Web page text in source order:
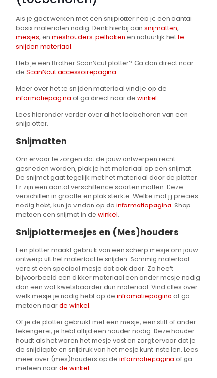
Als je gaat werken met een snijplotter heb je een aantal
basis materialen nodig. Denk hierbij aan snijmatten,
mesjes, en meshouders, pelhaken en natuurlijk hette
snijden materiaal.
Heb je een Brother ScanNcut plotter? Ga dan direct naar
de ScanNcut accessoirepagina.
Meer over het te snijden materiaal vind je op de
informatiepagina of ga direct naar de winkel.
Lees hieronder verder over al het toebehoren van een
snijplotter.
Snijmatten
Om ervoor te zorgen dat de jouw ontwerpen recht
gesneden worden, plak je het materiaal op een snijmat.
De snijmat gaat tegelijk met het materiaal door de plotter.
Er zijn een aantal verschillende soorten matten. Deze
verschillen in grootte en plak sterkte. Welke mat jij precies
nodig hebt, kun je vinden op de informatiepagina. Shop
meteen een snijmat in de winkel.
Snijplottermesjes en (Mes)houders
Een plotter maakt gebruik van een scherp mesje om jouw
ontwerp uit het materiaal te snijden. Sommig materiaal
vereist een speciaal mesje dat ook door. Zo heeft
bijvoorbeeld een dikker materiaal een ander mesje nodig
dan een wat kwetsbaarder dun materiaal. Vind alles over
welk mesje je nodig hebt op de infromatiepagina of ga
meteen naarde winkel.
Of je de plotter gebruikt met een mesje, een stift of ander
tekengerei, je hebt altijd een houder nodig. Deze houder
houdt als het waren het mesje vast en zorgt ervoor dat je
de snijdiepte en snijdruk van het mesje kunt instellen. Lees
meer over (mes)houders op de informatiepagina of ga
meteen naarde winkel.